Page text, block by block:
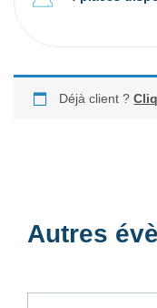
Déjà client ?
Autres